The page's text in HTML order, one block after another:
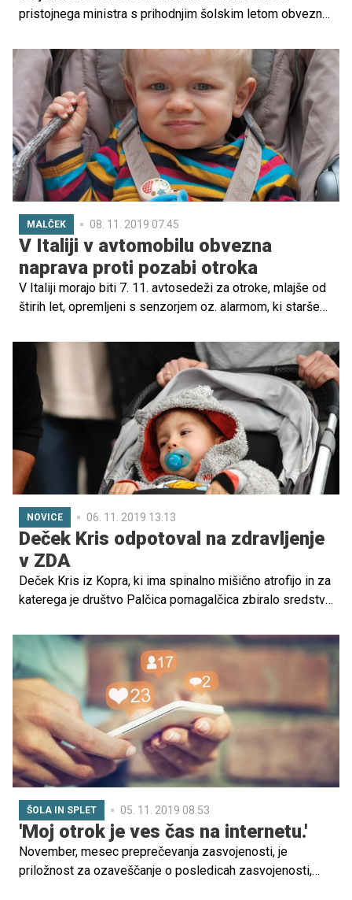
pristojnega ministra s prihodnjim šolskim letom obvezno
spremembam. Italija bo s tem postala prva država na
svetu, v kateri bo za šolarje pouk o tej pereči svetovni
problematiki obvezen.
MALČEK 08. 11. 2019 07.45
V Italiji v avtomobilu obvezna
naprava proti pozabi otroka
V Italiji morajo biti 7. 11. avtosedeži za otroke, mlajše od
štirih let, opremljeni s senzorjem oz. alarmom, ki starše
avtomobila opozori na otroka. Cilj zakonskega predpisa
je preprečiti, da bi ljudje, predvsem ob vročini, otroke
pozabljali v avtomobilih.
NOVICE 06. 11. 2019 13.13
Deček Kris odpotoval na zdravljenje
v ZDA
Deček Kris iz Kopra, ki ima spinalno mišično atrofijo in za
katerega je društvo Palčica pomagalčica zbiralo sredstva
na zdravljenje v Los Angeles. "Z nami je zdravnik in
imamo vse, kar potrebujemo," sta pred odhodom
novinarjem povedala Krisova starša, Ana Jerak in Matteo
Zudich.
ŠOLA IN SPLET 05. 11. 2019 08.53
'Moj otrok je ves čas na internetu.'
November, mesec preprečevanja zasvojenosti, je
priložnost za ozaveščanje o posledicah zasvojenosti,